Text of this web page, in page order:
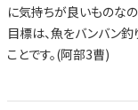
に気持ちが良いものな
目標は、魚をバンバン
ことです。(阿部3曹)